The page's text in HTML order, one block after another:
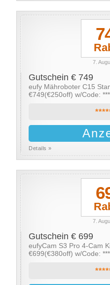
7.
Gutschein € 749
eufy Mähroboter C15
€749(€250off) w/Code:
Details »
7.
Gutschein € 699
eufyCam S3 Pro 4-Cam
€699(€380off) w/Code: